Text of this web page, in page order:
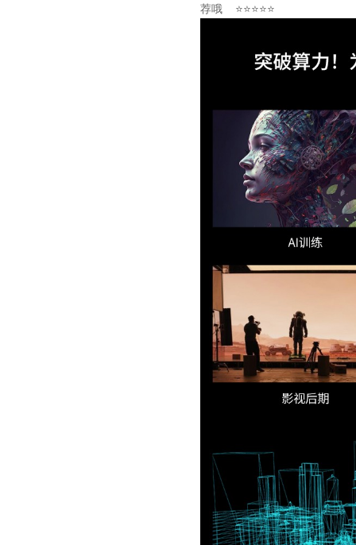
荐哦 ⭐⭐⭐⭐⭐